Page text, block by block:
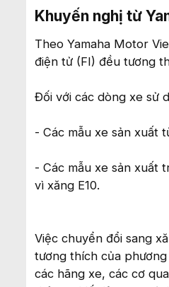
Khuyến nghị từ
Theo Yamaha Motor
điện tử (FI) đều tương
Đối với các dòng xe sử
- Các mẫu xe sản xuất
- Các mẫu xe sản xuất
vì xăng E10.
Việc chuyển đổi sang
tương thích của
các hãng xe, các cơ